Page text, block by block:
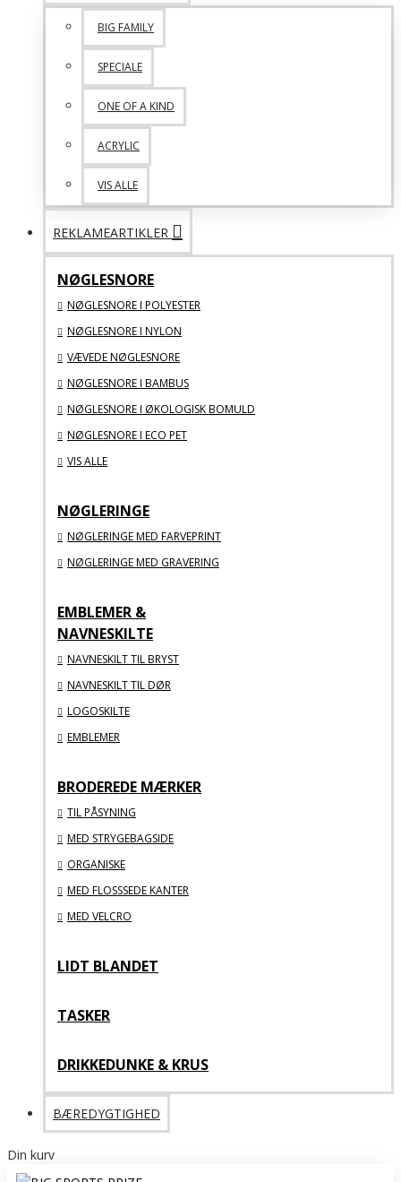
BIG FAMILY
SPECIALE
ONE OF A KIND
ACRYLIC
VIS ALLE
REKLAMEARTIKLER
NØGLESNORE
NØGLESNORE I POLYESTER
NØGLESNORE I NYLON
VÆVEDE NØGLESNORE
NØGLESNORE I BAMBUS
NØGLESNORE I ØKOLOGISK BOMULD
NØGLESNORE I ECO PET
VIS ALLE
NØGLERINGE
NØGLERINGE MED FARVEPRINT
NØGLERINGE MED GRAVERING
EMBLEMER &
NAVNESKILTE
NAVNESKILT TIL BRYST
NAVNESKILT TIL DØR
LOGOSKILTE
EMBLEMER
BRODEREDE MÆRKER
TIL PÅSYNING
MED STRYGEBAGSIDE
ORGANISKE
MED FLOSSSEDE KANTER
MED VELCRO
LIDT BLANDET
TASKER
DRIKKEDUNKE & KRUS
BÆREDYGTIGHED
Din kurv